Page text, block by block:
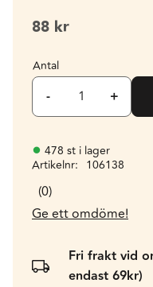
88 kr
Antal
+
-
478 st i lager
Artikelnr
106138
0
Ge ett omdöme!
Fri frakt vid
endast 69kr)